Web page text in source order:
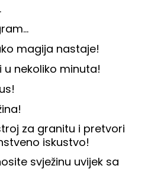
magija nastaje!
nekoliko minuta!
za granitu i pretvori
iskustvo!
svježinu uvijek sa